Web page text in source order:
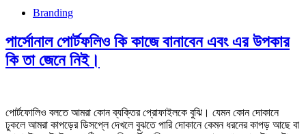
Branding
পার্সোনাল পোর্টফলিও কি কাজে বানাবেন এবং এর উপকার
কি তা জেনে নিই।
পোর্টফোলিও বলতে আমরা কোন ব্যক্তির প্রোফাইলকে বুঝি। যেমন কোন দোকানে
ঢুকলে আমরা কাপড়ের ডিসপ্লে দেখলে বুঝতে পারি দোকানে কেমন ধরনের কাপড় আছে বা